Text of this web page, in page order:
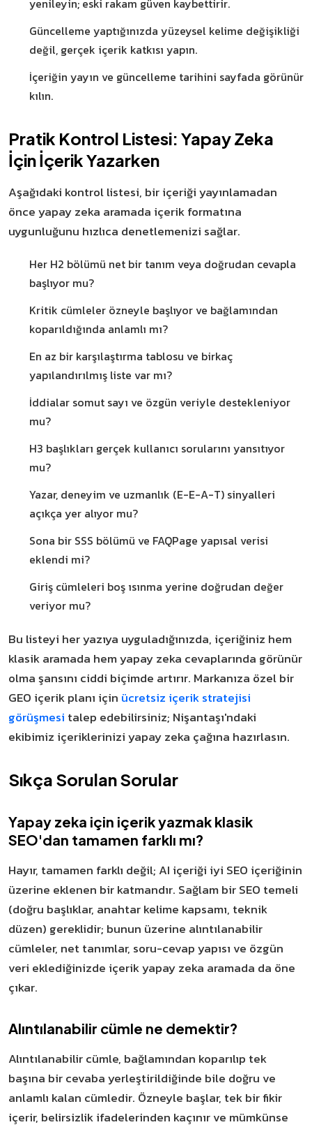
yenileyin; eski rakam güven kaybettirir.
Güncelleme yaptığınızda yüzeysel kelime değişikliği
değil, gerçek içerik katkısı yapın.
İçeriğin yayın ve güncelleme tarihini sayfada görünür
kılın.
Pratik Kontrol Listesi: Yapay Zeka
İçin İçerik Yazarken
Aşağıdaki kontrol listesi, bir içeriği yayınlamadan
önce yapay zeka aramada içerik formatına
uygunluğunu hızlıca denetlemenizi sağlar.
Her H2 bölümü net bir tanım veya doğrudan cevapla
başlıyor mu?
Kritik cümleler özneyle başlıyor ve bağlamından
koparıldığında anlamlı mı?
En az bir karşılaştırma tablosu ve birkaç
yapılandırılmış liste var mı?
İddialar somut sayı ve özgün veriyle destekleniyor
mu?
H3 başlıkları gerçek kullanıcı sorularını yansıtıyor
mu?
Yazar, deneyim ve uzmanlık (E-E-A-T) sinyalleri
açıkça yer alıyor mu?
Sona bir SSS bölümü ve FAQPage yapısal verisi
eklendi mi?
Giriş cümleleri boş ısınma yerine doğrudan değer
veriyor mu?
Bu listeyi her yazıya uyguladığınızda, içeriğiniz hem
klasik aramada hem yapay zeka cevaplarında görünür
olma şansını ciddi biçimde artırır. Markanıza özel bir
GEO içerik planı için ücretsiz içerik stratejisi
görüşmesi talep edebilirsiniz; Nişantaşı'ndaki
ekibimiz içeriklerinizi yapay zeka çağına hazırlasın.
Sıkça Sorulan Sorular
Yapay zeka için içerik yazmak klasik
SEO'dan tamamen farklı mı?
Hayır, tamamen farklı değil; AI içeriği iyi SEO içeriğinin
üzerine eklenen bir katmandır. Sağlam bir SEO temeli
(doğru başlıklar, anahtar kelime kapsamı, teknik
düzen) gereklidir; bunun üzerine alıntılanabilir
cümleler, net tanımlar, soru-cevap yapısı ve özgün
veri eklediğinizde içerik yapay zeka aramada da öne
çıkar.
Alıntılanabilir cümle ne demektir?
Alıntılanabilir cümle, bağlamından koparılıp tek
başına bir cevaba yerleştirildiğinde bile doğru ve
anlamlı kalan cümledir. Özneyle başlar, tek bir fikir
içerir, belirsizlik ifadelerinden kaçınır ve mümkünse